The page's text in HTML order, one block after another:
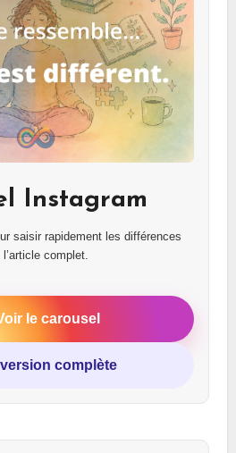
Instagram
saisir rapidement les différences
complet.
le carousel
complète